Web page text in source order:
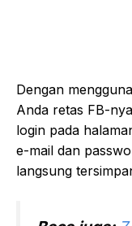
Dengan
Anda retas FB-
login pada
e-mail dan
langsung